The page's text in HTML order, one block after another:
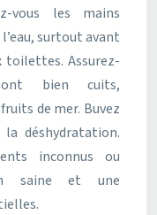
vous les mains
surtout avant
toilettes. Assurez-
bien cuits,
de mer. Buvez
déshydratation.
inconnus ou
saine et une